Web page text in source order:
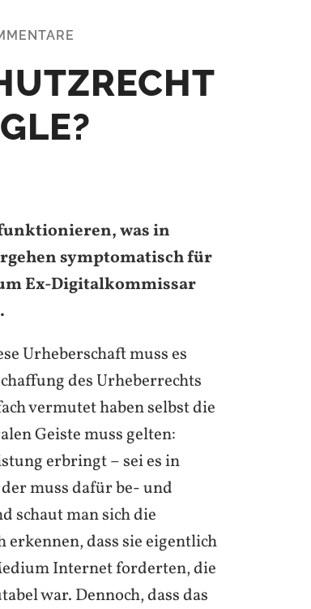
was in
symptomatisch für
Ex-Digitalkommissar
Urheberschaft muss es
des Urheberrechts
vermutet haben selbst die
Geiste muss gelten:
erbringt – sei es in
muss dafür be- und
schaut man sich die
erkennen, dass sie eigentlich
Internet forderten, die
war. Dennoch, dass das